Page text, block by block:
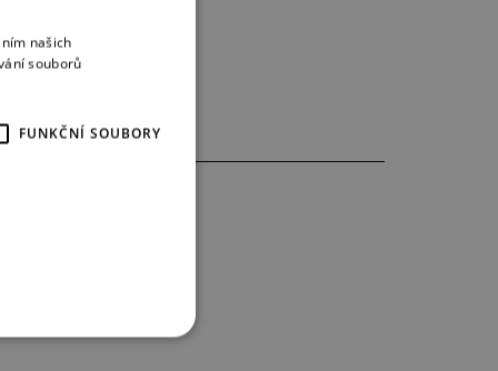
našich
souborů
FUNKČNÍ SOUBORY